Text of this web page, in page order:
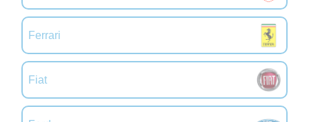
Ferrari
Fiat